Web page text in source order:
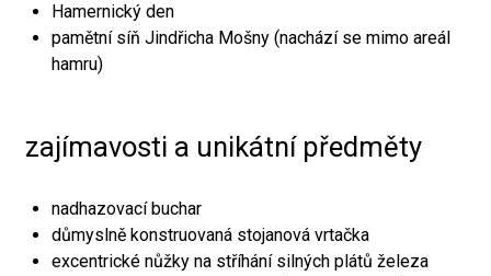
Hamernický den
pamětní síň Jindřicha Mošny (nachází se mimo areál
hamru)
zajímavosti a unikátní předměty
nadhazovací buchar
důmyslně konstruovaná stojanová vrtačka
excentrické nůžky na stříhání silných plátů železa